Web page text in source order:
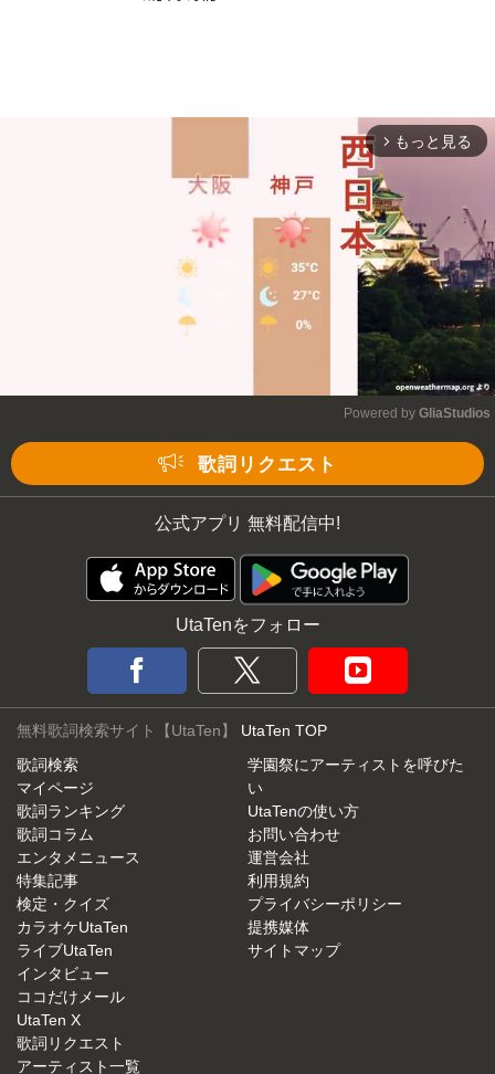
arrow_forward_ios もっと見る
Powered by GliaStudios
歌詞リクエスト
公式アプリ 無料配信中!
UtaTenをフォロー
無料歌詞検索サイト【UtaTen】 UtaTen TOP
歌詞検索
マイページ
歌詞ランキング
歌詞コラム
エンタメニュース
特集記事
検定・クイズ
カラオケUtaTen
ライブUtaTen
インタビュー
ココだけメール
UtaTen X
歌詞リクエスト
アーティスト一覧
学園祭にアーティストを呼びた
い
UtaTenの使い方
お問い合わせ
運営会社
利用規約
プライバシーポリシー
提携媒体
サイトマップ